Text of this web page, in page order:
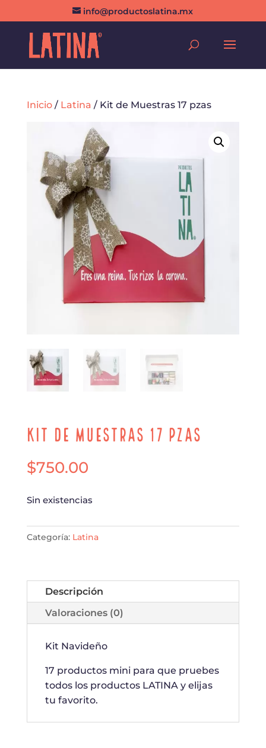
info@productoslatina.mx
Inicio/ Latina / Kit de Muestras 17 pzas
Kit de Muestras 17 pzas
$750.00
Sin existencias
Categoría: Latina
Descripción
Valoraciones (0)
Kit Navideño
17 productos mini para que pruebes
todos los productos LATINA y elijas
tu favorito.